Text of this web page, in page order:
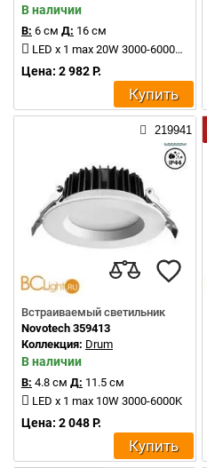
В наличии
В: 6 см Д: 16 см
LED x 1 max 20W 3000-6000K 1500, 1800, 1600Lm
Цена: 2 982 Р.
Купить
219941
Встраиваемый светильник
Novotech 359413
Коллекция: Drum
В наличии
В: 4.8 см Д: 11.5 см
LED x 1 max 10W 3000-6000K
Цена: 2 048 Р.
Купить